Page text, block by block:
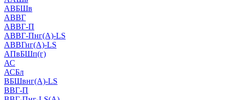
АВБШв
АВВГ
АВВГ-П
АВВГ-Пнг(А)-LS
АВВГнг(А)-LS
АПвБШп(г)
АС
АСБл
ВБШвнг(А)-LS
ВВГ-П